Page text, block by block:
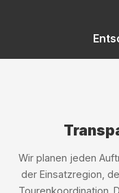
Wir planen jeden
der Einsatzregion,
Tourenkoordination.